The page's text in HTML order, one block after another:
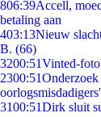
806:39Accell,
betaling aan
403:13Nieuw
B. (66)
3200:51Vinted-
2300:51
oorlogsmisdadigers'
3100:51Dirk sluit